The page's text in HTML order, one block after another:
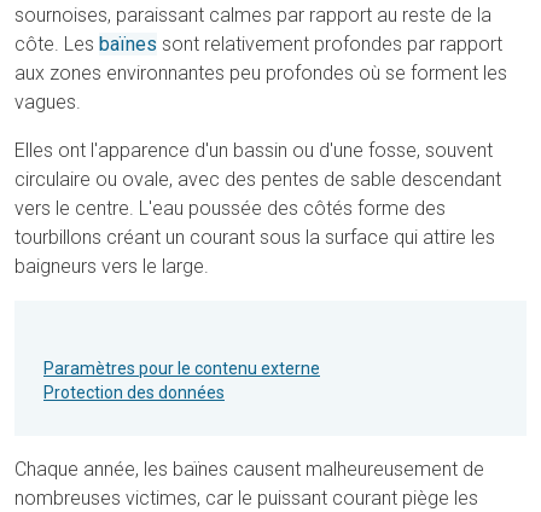
sournoises, paraissant calmes par rapport au reste de la
côte. Les baïnes sont relativement profondes par rapport
aux zones environnantes peu profondes où se forment les
vagues.
Elles ont l'apparence d'un bassin ou d'une fosse, souvent
circulaire ou ovale, avec des pentes de sable descendant
vers le centre. L'eau poussée des côtés forme des
tourbillons créant un courant sous la surface qui attire les
baigneurs vers le large.
Paramètres pour le contenu externe
Protection des données
Chaque année, les baïnes causent malheureusement de
nombreuses victimes, car le puissant courant piège les